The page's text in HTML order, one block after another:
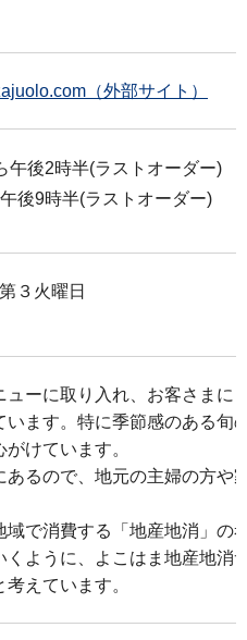
（外部サイト）
午後2時半(ラストオーダー)
後9時半(ラストオーダー)
３火曜日
ューに取り入れ、お客さまに
います。特に季節感のある旬
けています。
あるので、地元の主婦の方や
域で消費する「地産地消」の
くように、よこはま地産地消
えています。